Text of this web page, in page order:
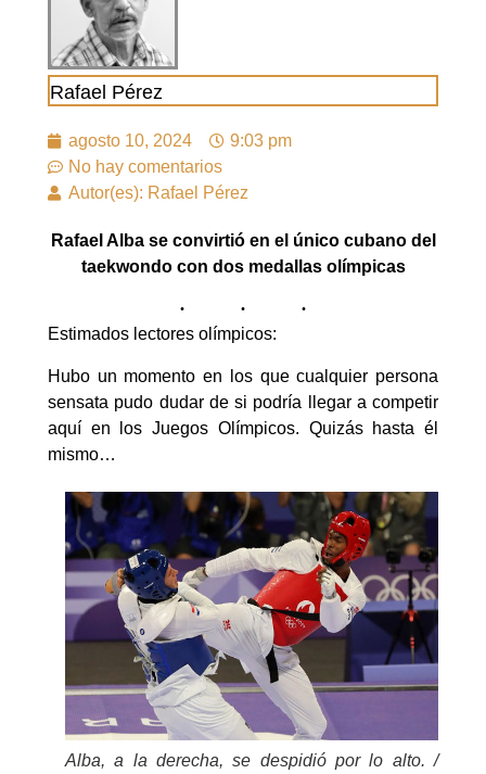
Rafael Pérez
agosto 10, 2024
9:03 pm
No hay comentarios
Autor(es): Rafael Pérez
Rafael Alba se convirtió en el único cubano del
taekwondo con dos medallas olímpicas
Estimados lectores olímpicos:
Hubo un momento en los que cualquier persona
sensata pudo dudar de si podría llegar a competir
aquí en los Juegos Olímpicos. Quizás hasta él
mismo…
Alba, a la derecha, se despidió por lo alto. /